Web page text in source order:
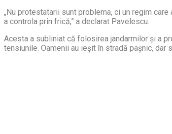
„Nu protestatarii sunt problema, ci un regim
a controla prin frică,” a declarat Pavelescu.
Acesta a subliniat că folosirea jandarmilor și a
tensiunile. Oamenii au ieșit în stradă pașnic, dar